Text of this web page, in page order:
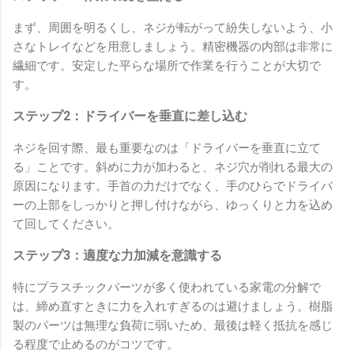
まず、周囲を明るくし、ネジが転がって紛失しないよう、小
さなトレイなどを用意しましょう。精密機器の内部は非常に
繊細です。安定した平らな場所で作業を行うことが大切で
す。
ステップ2：ドライバーを垂直に差し込む
ネジを回す際、最も重要なのは「ドライバーを垂直に立て
る」ことです。斜めに力が加わると、ネジ穴が削れる最大の
原因になります。手首の力だけでなく、手のひらでドライバ
ーの上部をしっかりと押し付けながら、ゆっくりと力を込め
て回してください。
ステップ3：適度な力加減を意識する
特にプラスチックパーツが多く使われている家電の分解で
は、締め直すときに力を入れすぎるのは避けましょう。樹脂
製のパーツは無理な負荷に弱いため、最後は軽く抵抗を感じ
る程度で止めるのがコツです。